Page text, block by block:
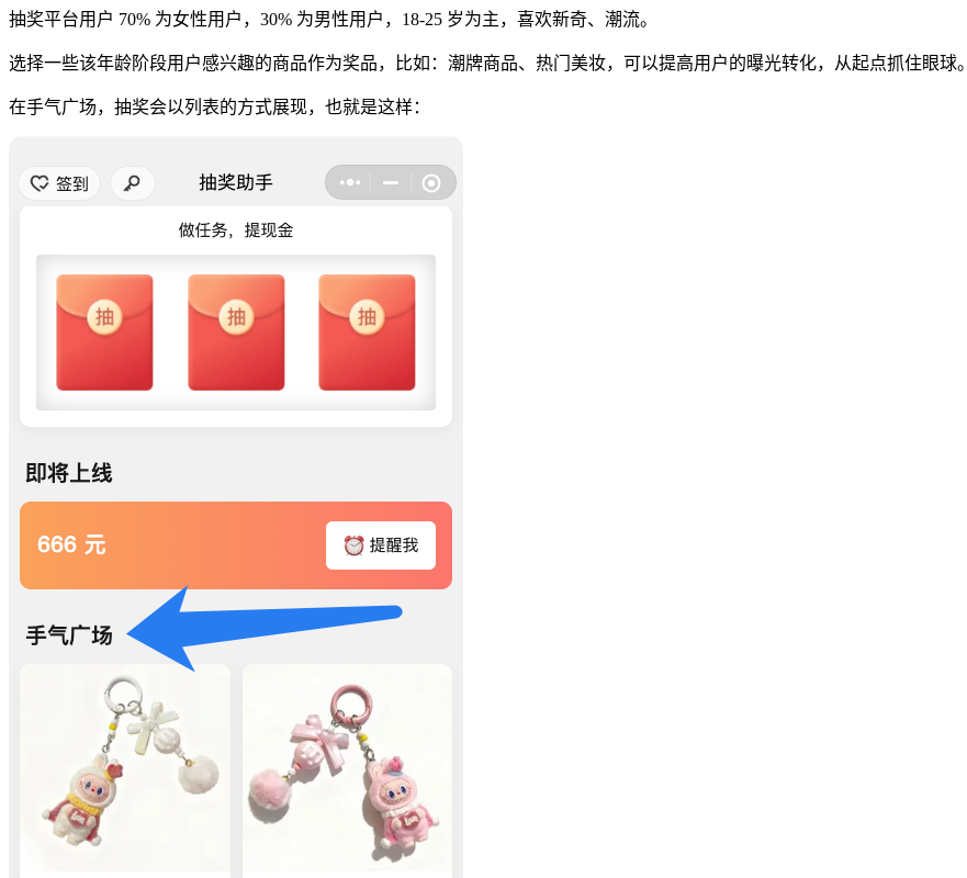
抽奖平台用户 70% 为女性用户，30% 为男性用户，18-25 岁为主，喜欢新奇、潮流。
选择一些该年龄阶段用户感兴趣的商品作为奖品，比如：潮牌商品、热门美妆，可以提高用户的曝光转化，从起点抓住眼球。
在手气广场，抽奖会以列表的方式展现，也就是这样：